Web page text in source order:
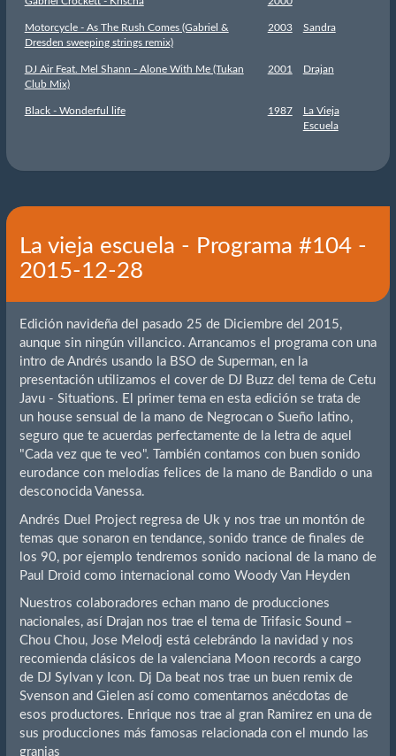
Motorcycle - As The Rush Comes (Gabriel &
Dresden sweeping strings remix)
2003 Sandra
DJ Air Feat. Mel Shann - Alone With Me (Tukan
Club Mix)
2001 Drajan
Black - Wonderful life 1987
La Vieja
Escuela
La vieja escuela - Programa #104 -
2015-12-28
Edición navideña del pasado 25 de Diciembre del 2015,
aunque sin ningún villancico. Arrancamos el programa con una
intro de Andrés usando la BSO de Superman, en la
presentación utilizamos el cover de DJ Buzz del tema de Cetu
Javu - Situations. El primer tema en esta edición se trata de
un house sensual de la mano de Negrocan o Sueño latino,
seguro que te acuerdas perfectamente de la letra de aquel
"Cada vez que te veo". También contamos con buen sonido
eurodance con melodías felices de la mano de Bandido o una
desconocida Vanessa.
Andrés Duel Project regresa de Uk y nos trae un montón de
temas que sonaron en tendance, sonido trance de finales de
los 90, por ejemplo tendremos sonido nacional de la mano de
Paul Droid como internacional como Woody Van Heyden
Nuestros colaboradores echan mano de producciones
nacionales, así Drajan nos trae el tema de Trifasic Sound –
Chou Chou, Jose Melodj está celebrándo la navidad y nos
recomienda clásicos de la valenciana Moon records a cargo
de DJ Sylvan y Icon. Dj Da beat nos trae un buen remix de
Svenson and Gielen así como comentarnos anécdotas de
esos productores. Enrique nos trae al gran Ramirez en una de
sus producciones más famosas relacionada con el mundo las
granjas